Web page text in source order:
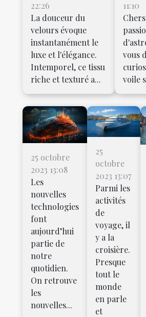
22:26
La douceur du
velours évoque
instantanément le
luxe et l'élégance.
Intemporel, ce tissu
riche et texturé a...
11:10
vous
voile
25 octobre
2023 13:08
Les
nouvelles
technologies
font
aujourd’hui
partie de
notre
quotidien.
On retrouve
les
nouvelles...
25
octobre
2023 13:07
Parmi les
activités
de
voyage, il
y a la
croisière.
Presque
tout le
monde
en parle
et